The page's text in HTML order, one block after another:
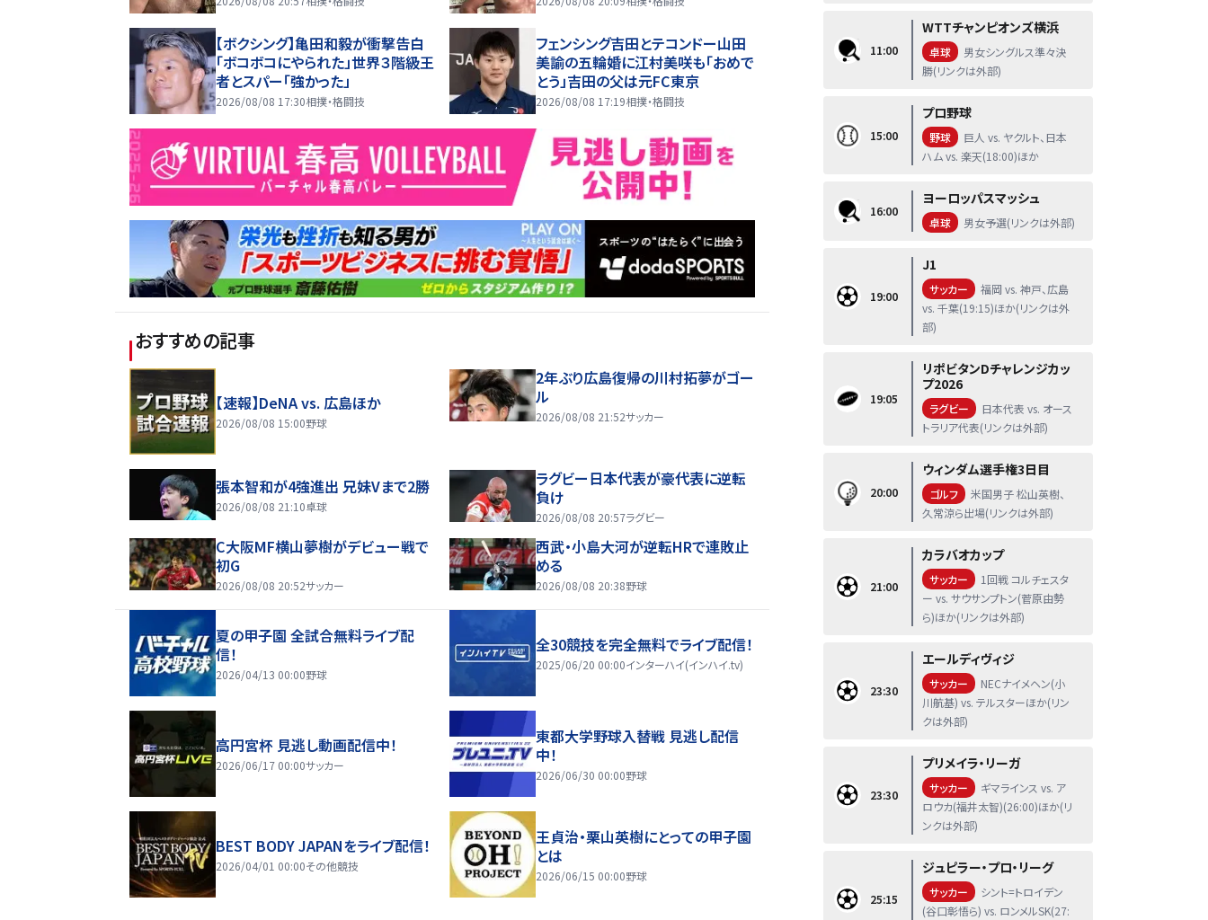
【ボクシング】亀田和毅が衝撃告白
「ボコボコにやられた」世界３階級王
者とスパー「強かった」
2026/08/08 17:30相撲・格闘技
フェンシング吉田とテコンドー山田
美諭の五輪婚に江村美咲も「おめで
とう」吉田の父は元FC東京
2026/08/08 17:19相撲・格闘技
おすすめの記事
【速報】DeNA vs. 広島ほか
2026/08/08 15:00野球
2年ぶり広島復帰の川村拓夢がゴー
ル
2026/08/08 21:52サッカー
張本智和が4強進出 兄妹Vまで2勝
2026/08/08 21:10卓球
ラグビー日本代表が豪代表に逆転
負け
2026/08/08 20:57ラグビー
C大阪MF横山夢樹がデビュー戦で
初G
2026/08/08 20:52サッカー
西武・小島大河が逆転HRで連敗止
める
2026/08/08 20:38野球
夏の甲子園 全試合無料ライブ配
信！
2026/04/13 00:00野球
全30競技を完全無料でライブ配信！
2025/06/20 00:00インターハイ(インハイ.tv)
高円宮杯 見逃し動画配信中！
2026/06/17 00:00サッカー
東都大学野球入替戦 見逃し配信
中！
2026/06/30 00:00野球
BEST BODY JAPANをライブ配信！
2026/04/01 00:00その他競技
王貞治・栗山英樹にとっての甲子園
とは
2026/06/15 00:00野球
11:00
WTTチャンピオンズ横浜
卓球
男女シングルス準々決
勝(リンクは外部)
15:00
プロ野球
野球
巨人 vs. ヤクルト、日本
ハム vs. 楽天(18:00)ほか
16:00
ヨーロッパスマッシュ
卓球 男女予選(リンクは外部)
19:00
J1
サッカー
福岡 vs. 神戸、広島
vs. 千葉(19:15)ほか(リンクは外
部)
19:05
リポビタンDチャレンジカッ
プ2026
ラグビー
日本代表 vs. オース
トラリア代表(リンクは外部)
20:00
ウィンダム選手権3日目
ゴルフ
米国男子 松山英樹、
久常涼ら出場(リンクは外部)
21:00
カラバオカップ
サッカー
1回戦 コルチェスタ
ー vs. サウサンプトン(菅原由勢
ら)ほか(リンクは外部)
23:30
エールディヴィジ
サッカー
NECナイメヘン(小
川航基) vs. テルスターほか(リン
クは外部)
23:30
プリメイラ・リーガ
サッカー
ギマラインス vs. ア
ロウカ(福井太智)(26:00)ほか(リ
ンクは外部)
25:15
ジュピラー・プロ・リーグ
サッカー
シント=トロイデン
(谷口彰悟ら) vs. ロンメルSK(27: